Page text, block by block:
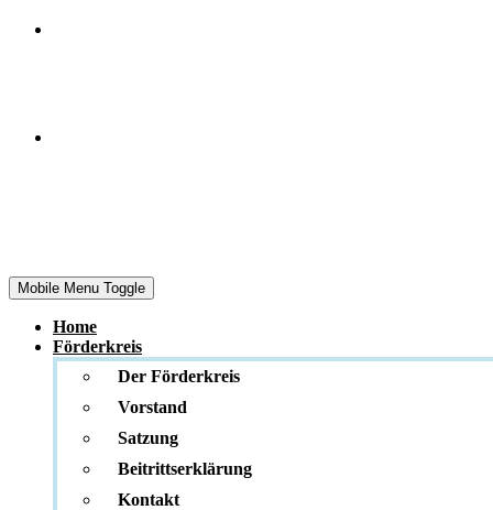
Mobile Menu Toggle
Home
Förderkreis
Der Förderkreis
Vorstand
Satzung
Beitrittserklärung
Kontakt